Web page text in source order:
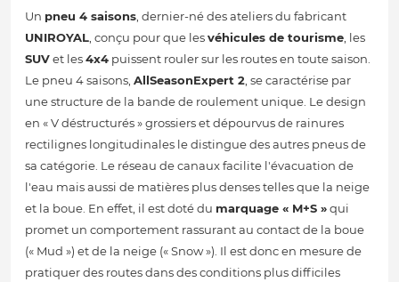
Un pneu 4 saisons, dernier-né des ateliers du fabricant
UNIROYAL, conçu pour que lesvéhicules de tourisme, les
SUVet les4x4 puissent rouler sur les routes en toute saison.
Le pneu 4 saisons, AllSeasonExpert 2, se caractérise par
une structure de la bande de roulement unique. Le design
en « V déstructurés » grossiers et dépourvus de rainures
rectilignes longitudinales le distingue des autres pneus de
sa catégorie. Le réseau de canaux facilite l'évacuation de
l'eau mais aussi de matières plus denses telles que la neige
et la boue. En effet, il est doté du marquage « M+S »qui
promet un comportement rassurant au contact de la boue
(« Mud ») et de la neige (« Snow »). Il est donc en mesure de
pratiquer des routes dans des conditions plus difficiles